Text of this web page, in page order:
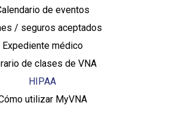
de eventos
/ seguros aceptados
Expediente médico
de clases de VNA
HIPAA
utilizar MyVNA